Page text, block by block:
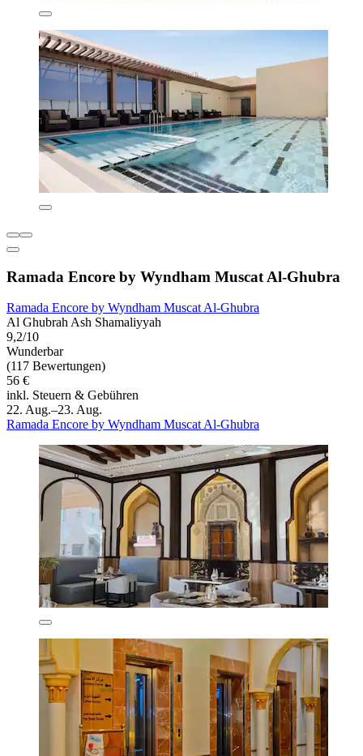
Ramada Encore by Wyndham Muscat Al-Ghubra
Ramada Encore by Wyndham Muscat Al-Ghubra
Al Ghubrah Ash Shamaliyyah
9,2/10
Wunderbar
(117 Bewertungen)
56 €
inkl. Steuern & Gebühren
22. Aug.–23. Aug.
Ramada Encore by Wyndham Muscat Al-Ghubra